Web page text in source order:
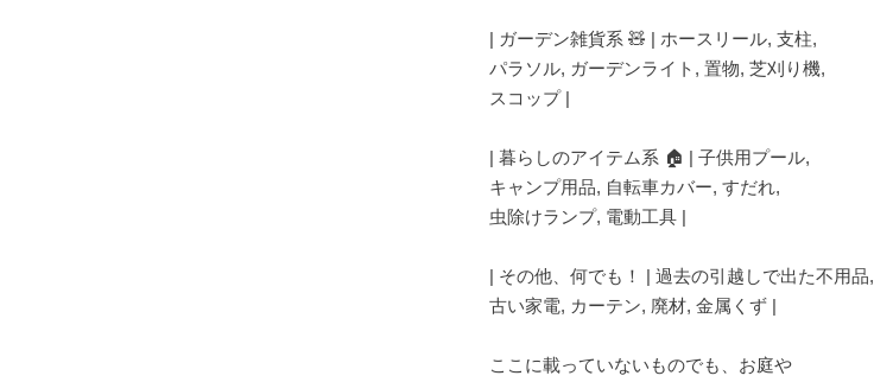
| ガーデン雑貨系 🧸 | ホースリール, 支柱,
パラソル, ガーデンライト, 置物, 芝刈り機,
スコップ |
| 暮らしのアイテム系 🏠 | 子供用プール,
キャンプ用品, 自転車カバー, すだれ,
虫除けランプ, 電動工具 |
| その他、何でも！ | 過去の引越しで出た不用品,
古い家電, カーテン, 廃材, 金属くず |
ここに載っていないものでも、お庭や